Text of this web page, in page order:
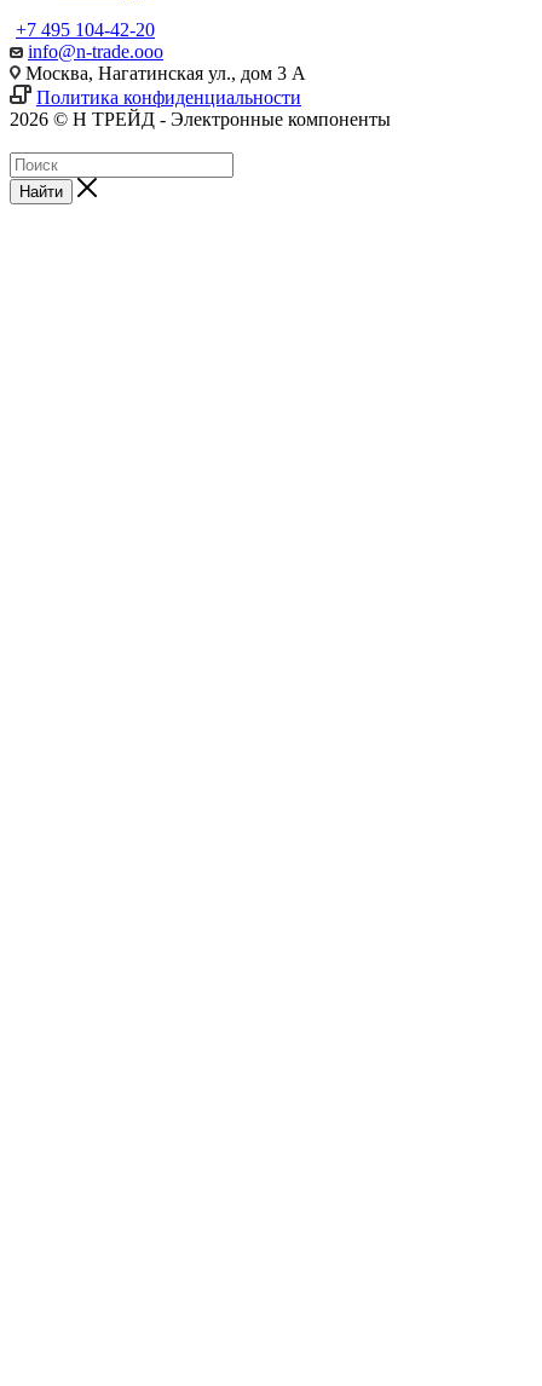
+7 495 104-42-20
info@n-trade.ooo
Москва, Нагатинская ул., дом 3 А
Политика конфиденциальности
2026 © Н ТРЕЙД - Электронные компоненты
Найти